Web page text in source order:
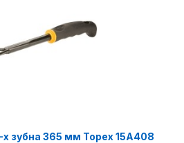
зубна 365 мм Topex 15A408